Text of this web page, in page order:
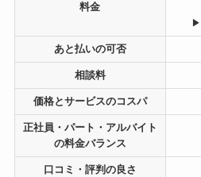
料金
▶︎
あと払いの可否
相談料
価格とサービスのコスパ
正社員・パート・アルバイト
の料金バランス
口コミ・評判の良さ